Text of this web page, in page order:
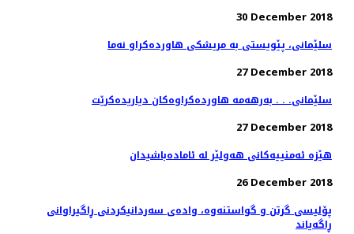
30 December 2018
27 December 2018
سلێمانی. . . به‌رهه‌مه‌ هاورده‌كراوه‌كان دیاریده‌كرێت
27 December 2018
هێزە ئەمنییەكانی هەولێر لە ئامادەباشیدان
26 December 2018
پۆلیسی گرتن و گواستنەوە، وادەی سەردانیكردنی ڕاگیراوانی
ڕاگەیاند